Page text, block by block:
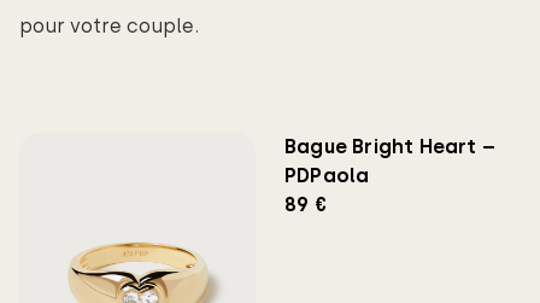
pour votre couple.
Bague Bright Heart –
PDPaola
89 €